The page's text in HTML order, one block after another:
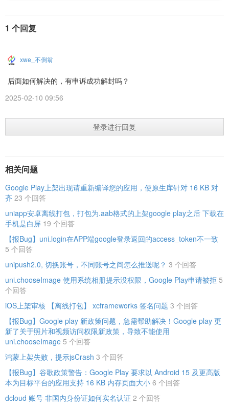
1 个回复
xwe_不倒翁
后面如何解决的，有申诉成功解封吗？
2025-02-10 09:56
登录进行回复
相关问题
Google Play上架出现请重新编译您的应用，使原生库针对 16 KB 对
齐 23 个回答
uniapp安卓离线打包，打包为.aab格式的上架google play之后 下载在
手机是白屏 19 个回答
【报Bug】uni.login在APP端google登录返回的access_token不一致
5 个回答
unipush2.0, 切换账号，不同账号之间怎么推送呢？ 3 个回答
uni.chooseImage 使用系统相册提示没权限，Google Play申请被拒 5
个回答
iOS上架审核 【离线打包】 xcframeworks 签名问题 3 个回答
【报Bug】Google play 新政策问题，急需帮助解决！Google play 更
新了关于照片和视频访问权限新政策，导致不能使用
uni.chooseImage 5 个回答
鸿蒙上架失败，提示jsCrash 3 个回答
【报Bug】谷歌政策警告：Google Play 要求以 Android 15 及更高版
本为目标平台的应用支持 16 KB 内存页面大小 6 个回答
dcloud 账号 非国内身份证如何实名认证 2 个回答